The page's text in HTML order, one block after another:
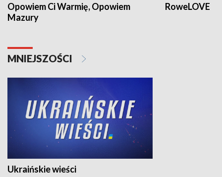
Opowiem Ci Warmię, Opowiem
Mazury
RoweLOVE
MNIEJSZOŚCI
Ukraińskie wieści